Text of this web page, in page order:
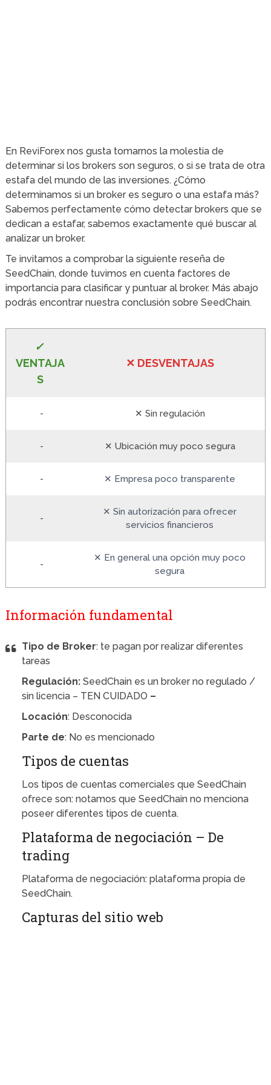
En ReviForex nos gusta tomarnos la molestia de
determinar si los brokers son seguros, o si se trata de otra
estafa del mundo de las inversiones. ¿Cómo
determinamos si un broker es seguro o una estafa más?
Sabemos perfectamente cómo detectar brokers que se
dedican a estafar, sabemos exactamente qué buscar al
analizar un broker.
Te invitamos a comprobar la siguiente reseña de
SeedChain, donde tuvimos en cuenta factores de
importancia para clasificar y puntuar al broker. Más abajo
podrás encontrar nuestra conclusión sobre SeedChain.
✓
VENTAJA
S
✕ DESVENTAJAS
- ✕ Sin regulación
- ✕ Ubicación muy poco segura
- ✕ Empresa poco transparente
-
✕ Sin autorización para ofrecer
servicios financieros
-
✕ En general una opción muy poco
segura
Información fundamental
Tipo de Broker: te pagan por realizar diferentes
tareas
Regulación:SeedChain es un broker no regulado /
sin licencia – TEN CUIDADO –
Locación: Desconocida
Parte de: No es mencionado
Tipos de cuentas
Los tipos de cuentas comerciales que SeedChain
ofrece son: notamos que SeedChain no menciona
poseer diferentes tipos de cuenta.
Plataforma de negociación – De
trading
Plataforma de negociación: plataforma propia de
SeedChain.
Capturas del sitio web